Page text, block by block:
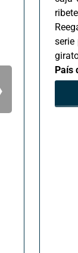
serie
País